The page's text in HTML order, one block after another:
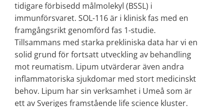
tidigare förbisedd målmolekyl (BSSL) i
immunförsvaret. SOL-116 är i klinisk fas med en
framgångsrikt genomförd fas 1-studie.
Tillsammans med starka prekliniska data har vi en
solid grund för fortsatt utveckling av behandling
mot reumatism. Lipum utvärderar även andra
inflammatoriska sjukdomar med stort medicinskt
behov. Lipum har sin verksamhet i Umeå som är
ett av Sveriges framstående life science kluster.